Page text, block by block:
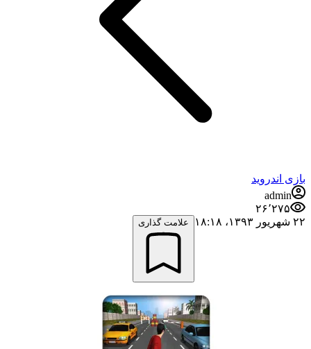
بازی اندروید
admin
۲۶٬۲۷۵
۲۲ شهریور ۱۳۹۳،‏ ۱۸:۱۸
علامت گذاری